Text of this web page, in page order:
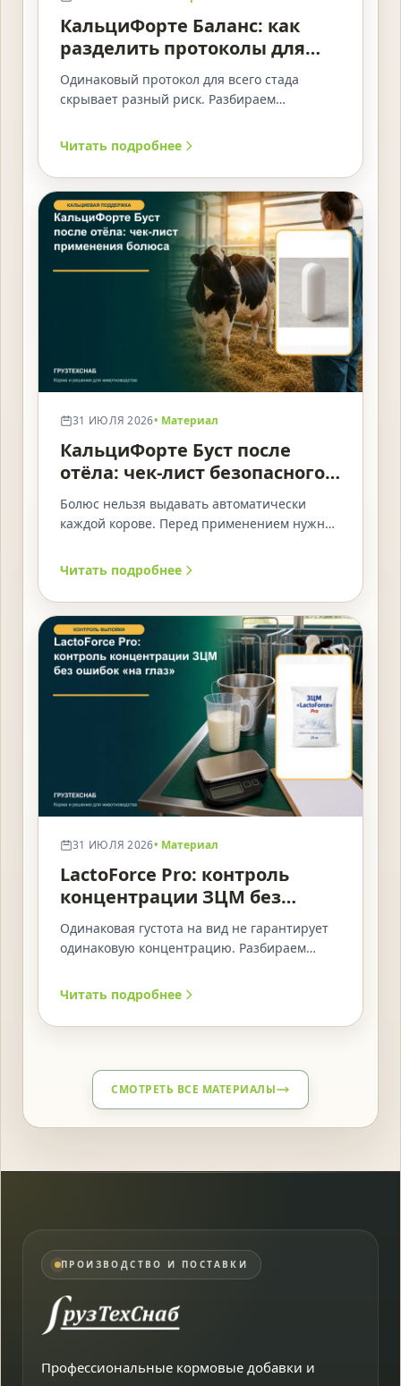
КальциФорте Баланс: как
разделить протоколы для
групп коров
Одинаковый протокол для всего стада
скрывает разный риск. Разбираем
применения КальциФорте Баланс.
Читать подробнее
31 ИЮЛЯ 2026• Материал
КальциФорте Буст после
отёла: чек-лист безопасного
применения болюса
Болюс нельзя выдавать автоматически
каждой корове. Перед применением нужны
глотания, исправный аппликатор и запись.
Читать подробнее
31 ИЮЛЯ 2026• Материал
LactoForce Pro: контроль
концентрации ЗЦМ без
ошибок «на глаз»
Одинаковая густота на вид не гарантирует
одинаковую концентрацию. Разбираем
температуры и конечного объёма.
Читать подробнее
СМОТРЕТЬ ВСЕ МАТЕРИАЛЫ
ПРОИЗВОДСТВО И ПОСТАВКИ
Профессиональные кормовые добавки и